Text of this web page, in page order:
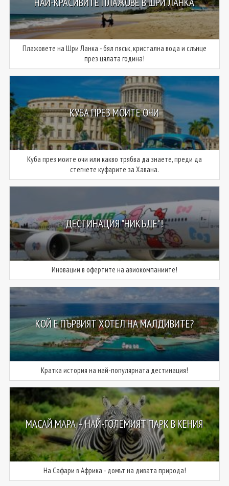
Плажовете на Шри Ланка - бял пясък, кристална вода и слънце
през цялата година!
КУБА ПРЕЗ МОИТЕ ОЧИ
Куба през моите очи или какво трябва да знаете, преди да
стегнете куфарите за Хавана.
ДЕСТИНАЦИЯ "НИКЪДЕ"!
Иновации в офертите на авиокомпаниите!
КОЙ Е ПЪРВИЯТ ХОТЕЛ НА МАЛДИВИТЕ?
Кратка история на най-популярната дестинация!
МАСАЙ МАРА – НАЙ-ГОЛЕМИЯТ ПАРК В КЕНИЯ
На Сафари в Африка - домът на дивата природа!